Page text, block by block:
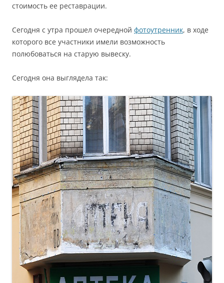
стоимость ее реставрации.
Сегодня с утра прошел очередной фотоутренник, в ходе
которого все участники имели возможность
полюбоваться на старую вывеску.
Сегодня она выглядела так: